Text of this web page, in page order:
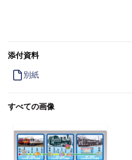
添付資料
別紙
すべての画像